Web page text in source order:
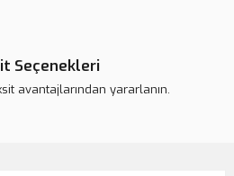
Seçenekleri
avantajlarından yararlanın.